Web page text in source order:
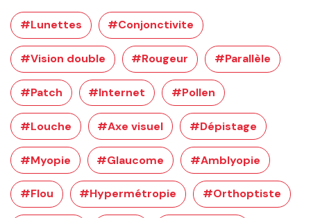
#Lunettes #Conjonctivite
#Vision double #Rougeur #Parallèle
#Patch #Internet #Pollen
#Louche #Axe visuel #Dépistage
#Myopie #Glaucome #Amblyopie
#Flou #Hypermétropie #Orthoptiste